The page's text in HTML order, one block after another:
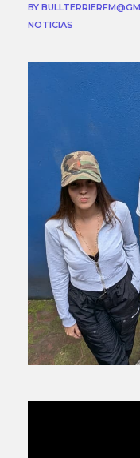
BY
NOTICIAS